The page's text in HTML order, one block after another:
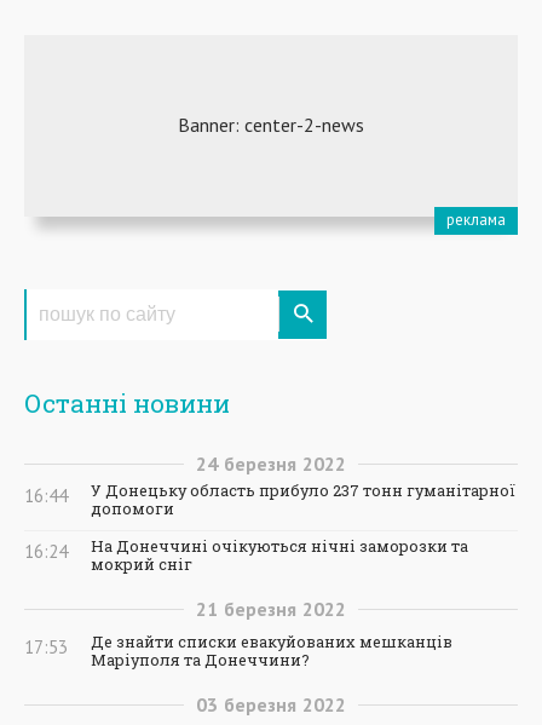
Останні новини
24 березня 2022
16:44
У Донецьку область прибуло 237 тонн гуманітарної
допомоги
16:24
На Донеччині очікуються нічні заморозки та
мокрий сніг
21 березня 2022
17:53
Де знайти списки евакуйованих мешканців
Маріуполя та Донеччини?
03 березня 2022